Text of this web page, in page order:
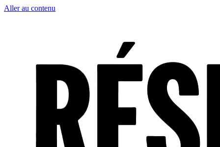
Aller au contenu